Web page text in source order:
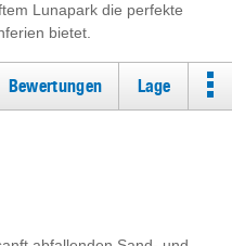
Lunapark die perfekte
bietet.
Bewertungen Lage